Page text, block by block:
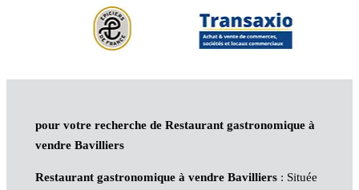
pour votre recherche de Restaurant gastronomique à
vendre Bavilliers
Restaurant gastronomique à vendre Bavilliers: Située